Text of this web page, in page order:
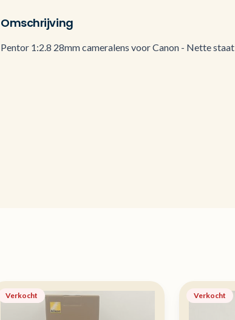
Omschrijving
Pentor 1:2.8 28mm cameralens voor Canon - Nette staat
Verkocht Verkocht